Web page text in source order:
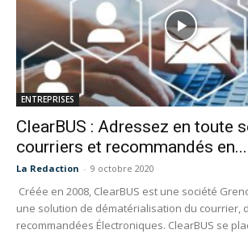
ENTREPRISES
ClearBUS : Adressez en toute
courriers et recommandés en...
La Redaction - 9 octobre 2020
Créée en 2008, ClearBUS est une société
une solution de dématérialisation du courrier,
recommandées Électroniques. ClearBUS se